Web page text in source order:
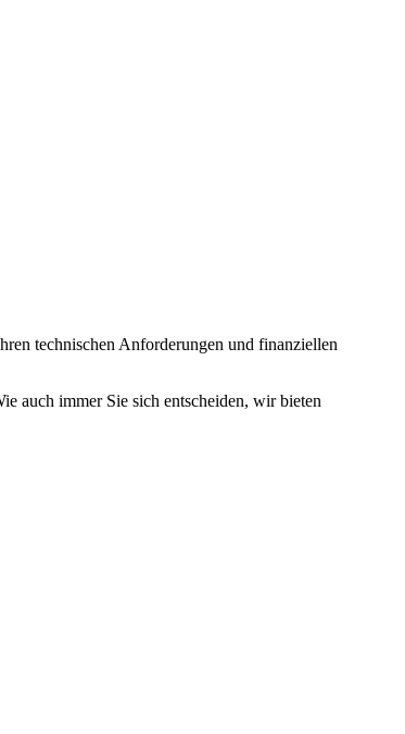
technischen Anforderungen und finanziellen
auch immer Sie sich entscheiden, wir bieten